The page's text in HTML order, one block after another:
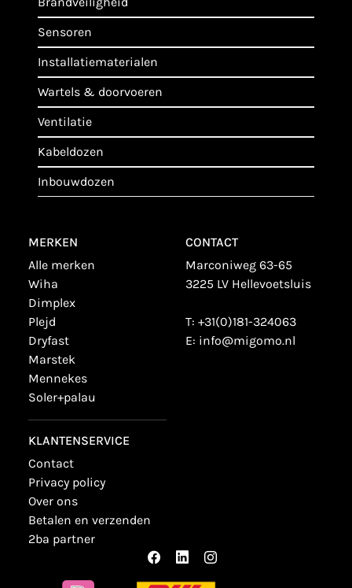
sensoren
installatiematerialen
wartels & doorvoeren
ventilatie
kabeldozen
inbouwdozen
MERKEN
alle merken
wiha
dimplex
plejd
dryfast
marstek
mennekes
soler+palau
KLANTENSERVICE
contact
privacy policy
over ons
betalen en verzenden
2ba partner
CONTACT
Marconiweg 63-65
3225 LV Hellevoetsluis
T: +31(0)181-324063
E: info@migomo.nl